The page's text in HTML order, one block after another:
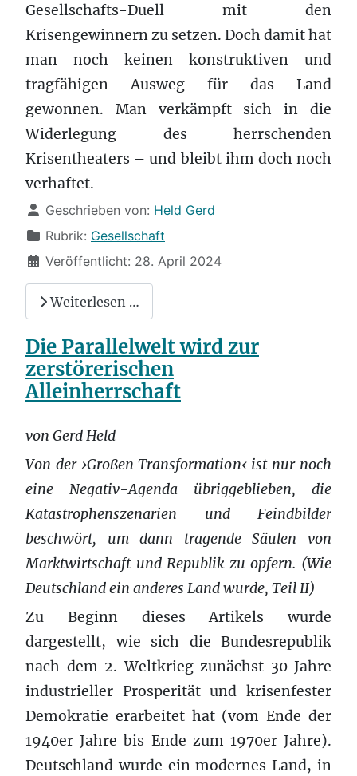
Gesellschafts-Duell mit den
Krisengewinnern zu setzen. Doch damit hat
man noch keinen konstruktiven und
tragfähigen Ausweg für das Land
gewonnen. Man verkämpft sich in die
Widerlegung des herrschenden
Krisentheaters – und bleibt ihm doch noch
verhaftet.
DetailsGeschrieben von: Held Gerd
Rubrik: Gesellschaft
Veröffentlicht: 28. April 2024
Weiterlesen …
Die Parallelwelt wird zur
zerstörerischen
Alleinherrschaft
von Gerd Held
Von der ›Großen Transformation‹ ist nur noch
eine Negativ-Agenda übriggeblieben, die
Katastrophenszenarien und Feindbilder
beschwört, um dann tragende Säulen von
Marktwirtschaft und Republik zu opfern. (Wie
Deutschland ein anderes Land wurde, Teil II)
Zu Beginn dieses Artikels wurde
dargestellt, wie sich die Bundesrepublik
nach dem 2. Weltkrieg zunächst 30 Jahre
industrieller Prosperität und krisenfester
Demokratie erarbeitet hat (vom Ende der
1940er Jahre bis Ende zum 1970er Jahre).
Deutschland wurde ein modernes Land, in